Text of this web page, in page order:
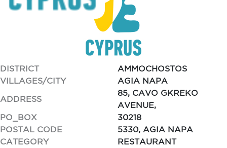
DISTRICT
AMMOCHOSTOS
VILLAGES/CITY
AGIA NAPA
ADDRESS
85, CAVO GKREKO
AVENUE,
PO_BOX
30218
POSTAL CODE
5330, AGIA NAPA
CATEGORY
RESTAURANT